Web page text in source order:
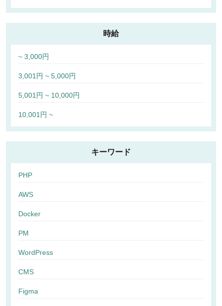
時給
~ 3,000円
3,001円 ~ 5,000円
5,001円 ~ 10,000円
10,001円 ~
キーワード
PHP
AWS
Docker
PM
WordPress
CMS
Figma